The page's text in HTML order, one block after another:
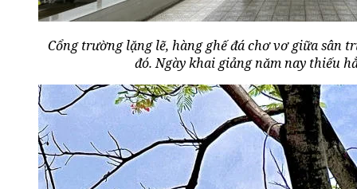
Cổng trường lặng lẽ, hàng ghế đá chơ vơ giữa sân
đó. Ngày khai giảng năm nay thiếu